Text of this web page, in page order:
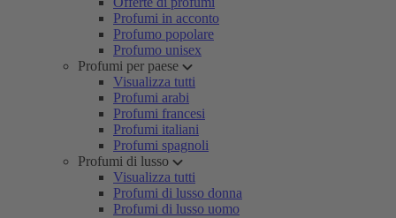
Profumi in acconto
Profumo popolare
Profumo unisex
Profumi per paese
Visualizza tutti
Profumi arabi
Profumi francesi
Profumi italiani
Profumi spagnoli
Profumi di lusso
Visualizza tutti
Profumi di lusso donna
Profumi di lusso uomo